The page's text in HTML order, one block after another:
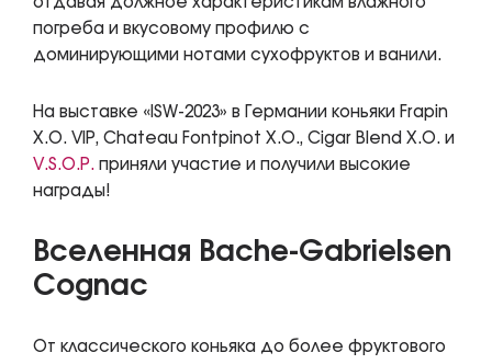
погреба и вкусовому профилю с
доминирующими нотами сухофруктов и ванили.
На выставке «ISW-2023» в Германии коньяки Frapin
X.O. VIP, Chateau Fontpinot X.O., Cigar Blend X.O. и
V.S.O.P. приняли участие и получили высокие
награды!
Вселенная Bache-Gabrielsen
Cognac
От классического коньяка до более фруктового